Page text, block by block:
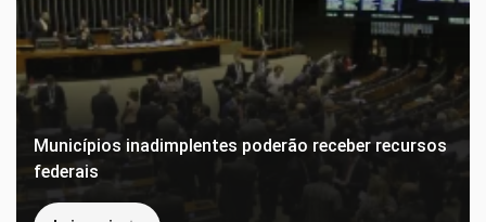
Municípios inadimplentes poderão receber recursos
federais